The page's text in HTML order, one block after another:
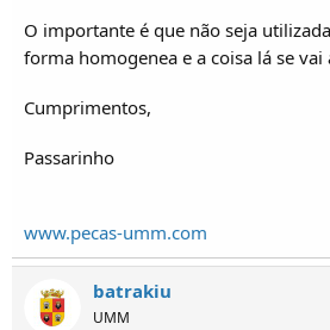
O importante é que não seja
forma homogenea e a coisa lá se
Cumprimentos,
Passarinho
www.pecas-umm.com
batrakiu
UMM